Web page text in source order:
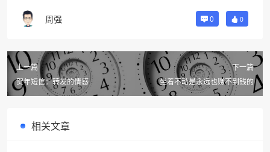
周强 0 0
上一篇
贺年短信：转发的情感
下一篇
坐着不动是永远也赚不到钱的
相关文章